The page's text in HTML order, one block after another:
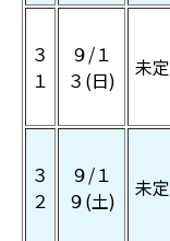
３
１
９/１
３(日)
未定
３
２
９/１
９(土)
未定